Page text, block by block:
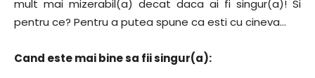
mult mai mizerabil(a) decat daca ai fi singur(a)! Si
pentru ce? Pentru a putea spune ca esti cu cineva…
Cand este mai bine sa fii singur(a):